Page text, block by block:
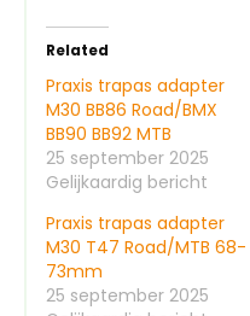
Related
Praxis trapas adapter
M30 BB86 Road/BMX
BB90 BB92 MTB
25 september 2025
Gelijkaardig bericht
Praxis trapas adapter
M30 T47 Road/MTB 68-
73mm
25 september 2025